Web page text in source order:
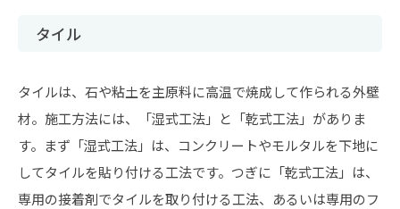
タイル
タイルは、石や粘土を主原料に高温で焼成して作られる外壁
材。施工方法には、「湿式工法」と「乾式工法」がありま
す。まず「湿式工法」は、コンクリートやモルタルを下地に
してタイルを貼り付ける工法です。つぎに「乾式工法」は、
専用の接着剤でタイルを取り付ける工法、あるいは専用のフ